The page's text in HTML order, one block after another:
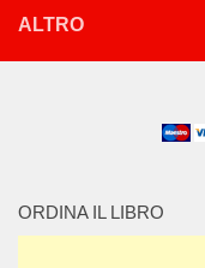
ALTRO
ORDINA IL LIBRO